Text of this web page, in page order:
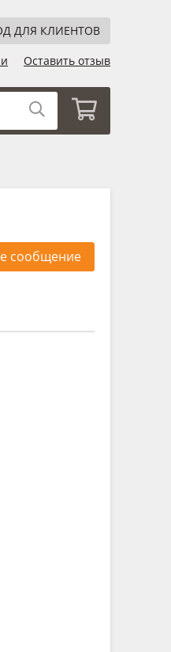
ДЛЯ КЛИЕНТОВ
Оставить отзыв
сообщение